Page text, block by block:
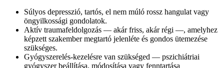
Súlyos depresszió, tartós, el nem múló rossz hangulat vagy
öngyilkossági gondolatok.
Aktív traumafeldolgozás — akár friss, akár régi —, amelyhez
képzett szakember megtartó jelenléte és gondos ütemezése
szükséges.
Gyógyszerelés-kezelésre van szükséged — pszichiátriai
gyógyszer beállítása, módosítása vagy fenntartása